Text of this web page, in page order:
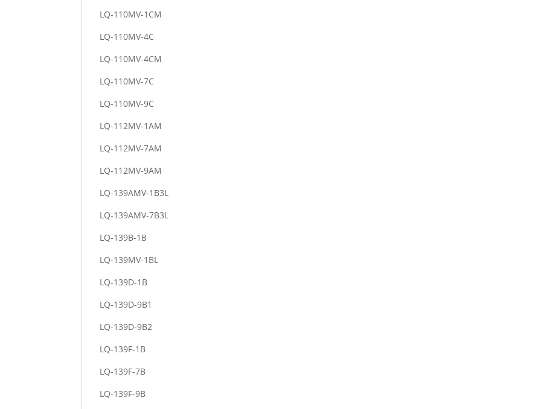
LQ-110MV-1CM
LQ-110MV-4C
LQ-110MV-4CM
LQ-110MV-7C
LQ-110MV-9C
LQ-112MV-1AM
LQ-112MV-7AM
LQ-112MV-9AM
LQ-139AMV-1B3L
LQ-139AMV-7B3L
LQ-139B-1B
LQ-139MV-1BL
LQ-139D-1B
LQ-139D-9B1
LQ-139D-9B2
LQ-139F-1B
LQ-139F-7B
LQ-139F-9B